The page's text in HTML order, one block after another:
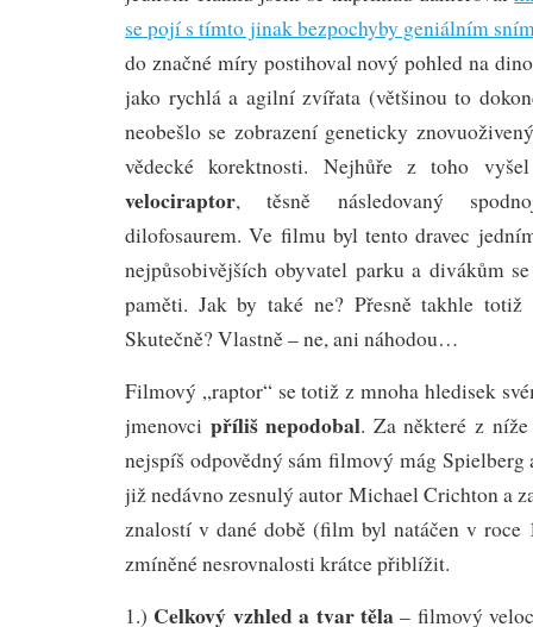
se pojí s tímto jinak bezpochyby geniálním
do značné míry postihoval nový pohled na
jako rychlá a agilní zvířata (většinou to
neobešlo se zobrazení geneticky
vědecké korektnosti. Nejhůře z toho
velociraptor, těsně následovaný
dilofosaurem. Ve filmu byl tento dravec
nejpůsobivějších obyvatel parku a divákům
paměti. Jak by také ne? Přesně takhle totiž
Skutečně? Vlastně – ne, ani náhodou…
Filmový „raptor“ se totiž z mnoha hledisek
jmenovci příliš nepodobal. Za některé z
nejspíš odpovědný sám filmový mág Spielberg
již nedávno zesnulý autor Michael Crichton a
znalostí v dané době (film byl natáčen v roce
zmíněné nesrovnalosti krátce přiblížit.
1.) Celkový vzhled a tvar těla – filmový